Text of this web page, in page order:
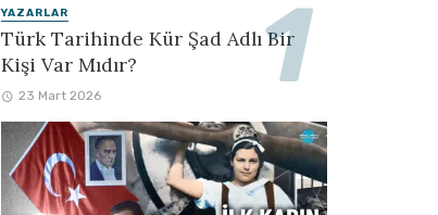
YAZARLAR
Türk Tarihinde Kür Şad Adlı Bir
Kişi Var Mıdır?
23 Mart 2026